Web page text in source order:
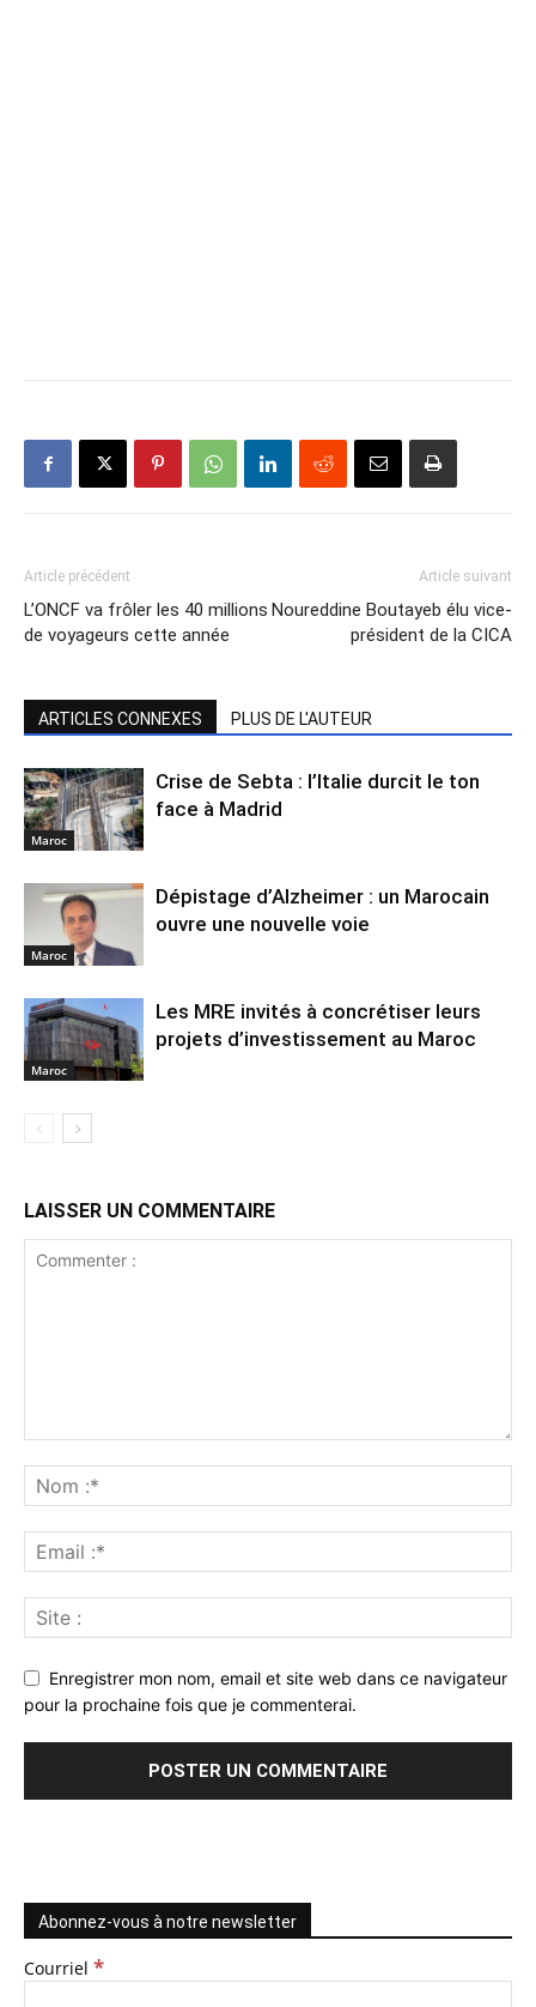
Article précédent
L’ONCF va frôler les 40 millions
de voyageurs cette année
Article suivant
Noureddine Boutayeb élu vice-
président de la CICA
ARTICLES CONNEXES PLUS DE L'AUTEUR
Maroc
Crise de Sebta : l’Italie durcit le ton
face à Madrid
Maroc
Dépistage d’Alzheimer : un Marocain
ouvre une nouvelle voie
Maroc
Les MRE invités à concrétiser leurs
projets d’investissement au Maroc
LAISSER UN COMMENTAIRE
Enregistrer mon nom, email et site web dans ce navigateur
pour la prochaine fois que je commenterai.
Abonnez-vous à notre newsletter
Courriel *